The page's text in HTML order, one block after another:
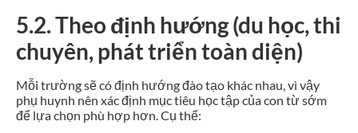
5.2. Theo định hướng (du học, thi
chuyên, phát triển toàn diện)
Mỗi trường sẽ có định hướng đào tạo khác nhau, vì vậy
phụ huynh nên xác định mục tiêu học tập của con từ sớm
để lựa chọn phù hợp hơn. Cụ thể: